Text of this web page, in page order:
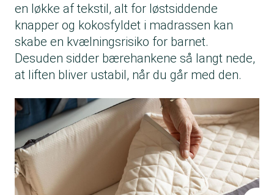
en løkke af tekstil, alt for løstsiddende
knapper og kokosfyldet i madrassen kan
skabe en kvælningsrisiko for barnet.
Desuden sid­­der bærehankene så langt nede,
at liften bliver ustabil, når du går med den.